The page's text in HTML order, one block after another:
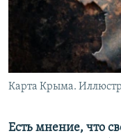
ПОБЕДИТЕЛЕЙ НЕ
УКРАИНСКАЯ
ПРИСОЕДИНЯЙТЕСЬ!
Карта Крыма.
Есть мнение, что